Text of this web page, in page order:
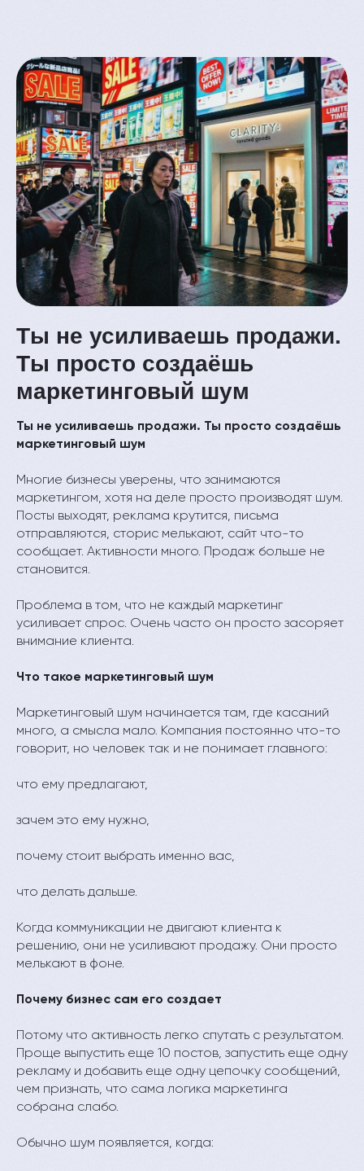
Ты не усиливаешь продажи.
Ты просто создаёшь
маркетинговый шум
Ты не усиливаешь продажи. Ты просто создаёшь
маркетинговый шум
Многие бизнесы уверены, что занимаются
маркетингом, хотя на деле просто производят шум.
Посты выходят, реклама крутится, письма
отправляются, сторис мелькают, сайт что-то
сообщает. Активности много. Продаж больше не
становится.
Проблема в том, что не каждый маркетинг
усиливает спрос. Очень часто он просто засоряет
внимание клиента.
Что такое маркетинговый шум
Маркетинговый шум начинается там, где касаний
много, а смысла мало. Компания постоянно что-то
говорит, но человек так и не понимает главного:
что ему предлагают,
зачем это ему нужно,
почему стоит выбрать именно вас,
что делать дальше.
Когда коммуникации не двигают клиента к
решению, они не усиливают продажу. Они просто
мелькают в фоне.
Почему бизнес сам его создает
Потому что активность легко спутать с результатом.
Проще выпустить еще 10 постов, запустить еще одну
рекламу и добавить еще одну цепочку сообщений,
чем признать, что сама логика маркетинга
собрана слабо.
Обычно шум появляется, когда: